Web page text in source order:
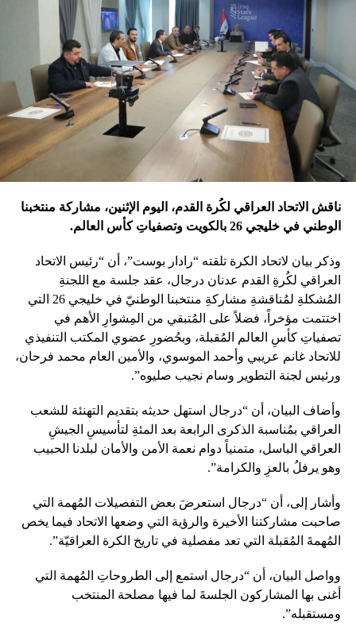
ناقش الاتحاد العراقي لكُرة القدم، اليوم الإثنين، مشاركة منتخبنا
الوطني في خليجي 26 بالكويت وتصفياتِ كأس العالم.
وذكر بيان لاتحاد الكرة تلقته “رادار بوست”، أن “رئيس الاتحاد
العراقي لكُرةِ القدم عدنان درجال، عقد جلسة مع اللجنةِ
المُشكلةِ لمُناقشةِ مشاركةِ منتخبنا الوطنيّ في خليجي 26 التي
اختتمت مؤخراً، فضلاً على المُتبقي من المِشوارِ الأهم في
تصفياتِ كأسِ العالم المُقبلة، وبحُضورِ عضوي المكتب التنفيذي
للاتحاد غانم عريبي وأحمد الموسوي، والأمين العام محمد فرحان،
ورئيس لجنة التطوير وسام نجيب صليوه”.
وأضاف البيان، أن “درجال استهل حديثه بتقديم التهنئة للشعب
العراقي بمُناسبة الذكرى الرابعة بعد المئةِ لتأسيسِ الجيشِ
العراقي الباسل، متمنياً دوام نعمة الأمن والأمان لبلدنا الحبيب
وهو يرفلُ بالعزِ والكرامة”.
وأشار إلى، أن “درجال استعرضَ بعض التفصيلات المُهمة التي
صاحبت مشاركتنا الأخيرة والرؤية التي وضعها الاتحاد فيما يخص
المُهمةَ المُقبلة التي تعد مفصلية في تاريخ الكرة العراقيّة”.
وواصل البيان، أن “درجال استمع إلى الطروحاتِ المُهمة التي
أغنى بها المشاركون الجلسةَ لما فيها مصلحة المنتخب
ومستقبله”.